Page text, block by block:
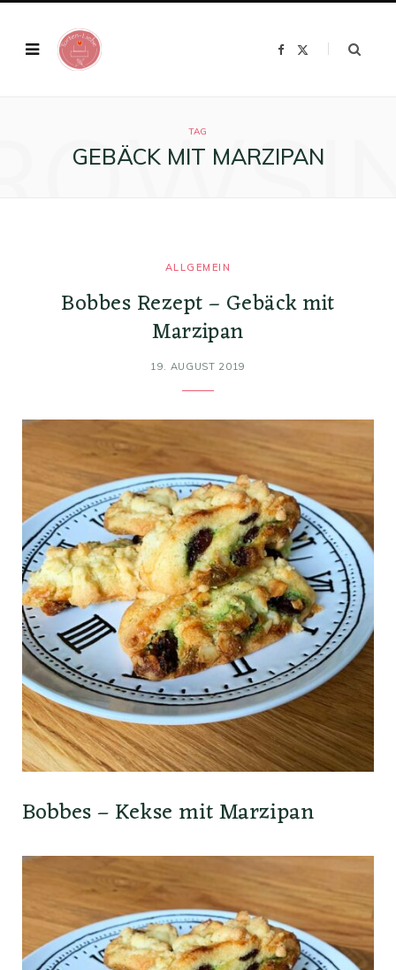
F
)
TAG
GEBÄCK MIT MARZIPAN
ALLGEMEIN
Bobbes Rezept – Gebäck mit
Marzipan
19. AUGUST 2019
Bobbes – Kekse mit Marzipan